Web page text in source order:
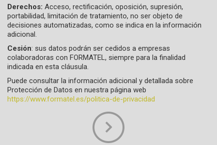
Derechos: Acceso, rectificación, oposición, supresión,
portabilidad, limitación de tratamiento, no ser objeto de
decisiones automatizadas, como se indica en la información
adicional.
Cesión: sus datos podrán ser cedidos a empresas
colaboradoras con FORMATEL, siempre para la finalidad
indicada en esta cláusula.
Puede consultar la información adicional y detallada sobre
Protección de Datos en nuestra página web
https://www.formatel.es/politica-de-privacidad